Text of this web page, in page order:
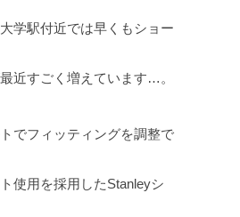
学駅付近では早くもショー
近すごく増えています…。
でフィッティングを調整で
使用を採用したStanleyシ